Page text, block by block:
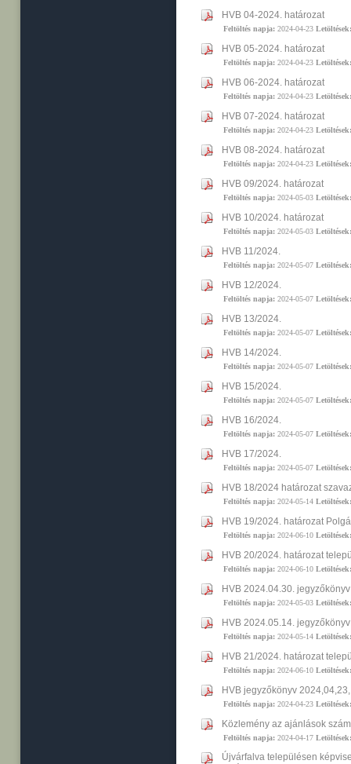
HVB 04-2024. határozat
Feltöltés napja: 2024-04-23 Letöltések:
HVB 05-2024. határozat
Feltöltés napja: 2024-04-23 Letöltések:
HVB 06-2024. határozat
Feltöltés napja: 2024-04-23 Letöltések:
HVB 07-2024. határozat
Feltöltés napja: 2024-04-23 Letöltések:
HVB 08-2024. határozat
Feltöltés napja: 2024-04-23 Letöltések:
HVB 09/2024. határozat
Feltöltés napja: 2024-05-03 Letöltések:
HVB 10/2024. határozat
Feltöltés napja: 2024-05-03 Letöltések:
HVB 11/2024.
Feltöltés napja: 2024-05-07 Letöltések:
HVB 12/2024.
Feltöltés napja: 2024-05-07 Letöltések:
HVB 13/2024.
Feltöltés napja: 2024-05-07 Letöltések:
HVB 14/2024.
Feltöltés napja: 2024-05-07 Letöltések:
HVB 15/2024.
Feltöltés napja: 2024-05-07 Letöltések:
HVB 16/2024.
Feltöltés napja: 2024-05-07 Letöltések:
HVB 17/2024.
Feltöltés napja: 2024-05-07 Letöltések:
HVB 18/2024 határozat
Feltöltés napja: 2024-05-14 Letöltések:
HVB 19/2024. határozat
Feltöltés napja: 2024-06-10 Letöltések:
HVB 20/2024. határozat
Feltöltés napja: 2024-06-10 Letöltések:
HVB 2024.04.30. jegyzőkönyv
Feltöltés napja: 2024-05-03 Letöltések:
HVB 2024.05.14. jegyzőkönyv
Feltöltés napja: 2024-05-14 Letöltések:
HVB 21/2024. határozat
Feltöltés napja: 2024-06-10 Letöltések:
HVB jegyzőkönyv 2024,04,23,
Feltöltés napja: 2024-04-23 Letöltések:
Közlemény az ajánlások
Feltöltés napja: 2024-04-17 Letöltések:
Újvárfalva településen